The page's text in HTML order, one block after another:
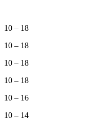
10 – 18
10 – 18
10 – 18
10 – 18
10 – 16
10 – 14